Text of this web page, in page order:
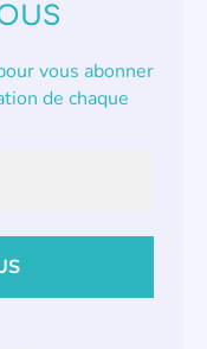
vous abonner
de chaque